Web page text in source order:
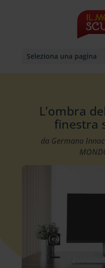
Seleziona una pagina
L’ombra
finestra
da Germano